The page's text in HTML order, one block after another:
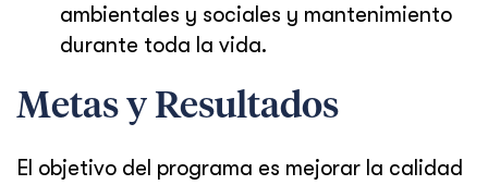
ambientales y sociales y mantenimiento
durante toda la vida.
Metas y Resultados
El objetivo del programa es mejorar la calidad